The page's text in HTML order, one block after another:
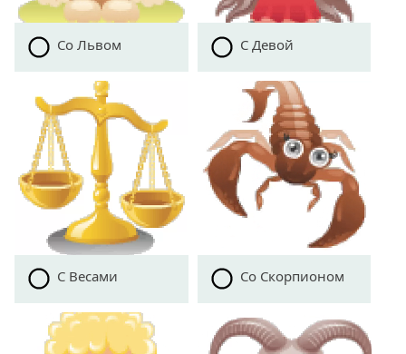
Со Львом С Девой
С Весами Со Скорпионом